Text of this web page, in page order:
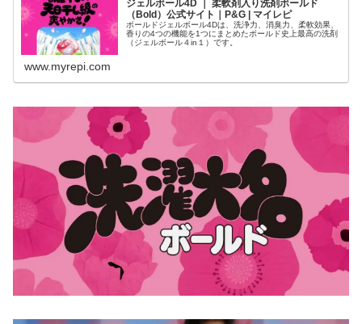
ジェルボール4D ｜ 柔軟剤入り洗剤ボールド
（Bold）公式サイト｜P&G | マイレピ
ボールドジェルボール4Dは、洗浄力、消臭力、柔軟効果、
香りの4つの機能を1つにまとめたボールド史上最高の洗剤
（ジェルボール４in１）です。
www.myrepi.com